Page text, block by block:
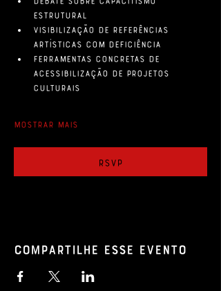
estrutural
Visibilização de referências
artísticas com deficiência
Ferramentas concretas de
acessibilização de projetos
culturais
Mostrar mais
RSVP
Compartilhe esse evento